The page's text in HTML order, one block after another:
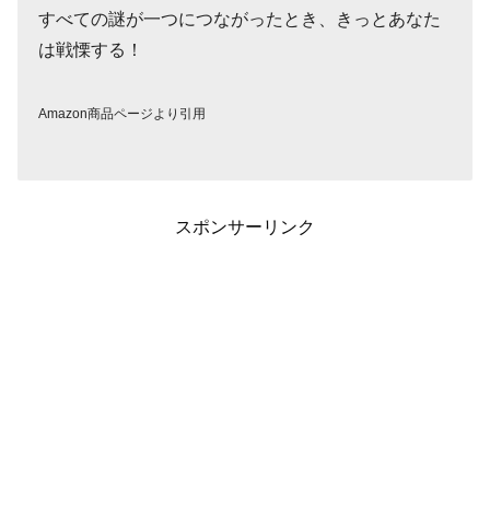
すべての謎が一つにつながったとき、きっとあなた
は戦慄する！
Amazon商品ページより引用
スポンサーリンク